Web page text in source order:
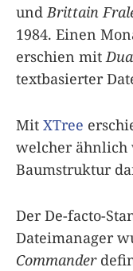
und Brittain
1984. Einen
erschien mit
textbasierter
Mit XTree
welcher ähnlich
Baumstruktur
Der De-facto-
Dateimanager
Commander